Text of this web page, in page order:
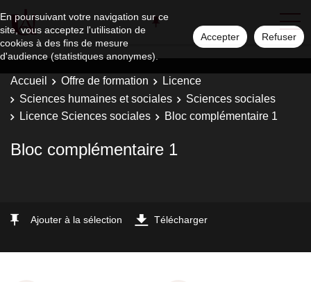
En poursuivant votre navigation sur ce
site, vous acceptez l'utilisation de
cookies à des fins de mesure
d'audience (statistiques anonymes).
Accepter Refuser
Accueil Offre de formation
Licence
Sciences humaines et sociales
Sciences sociales
Licence Sciences sociales
Bloc complémentaire 1
Bloc complémentaire 1
Ajouter à la sélection Télécharger